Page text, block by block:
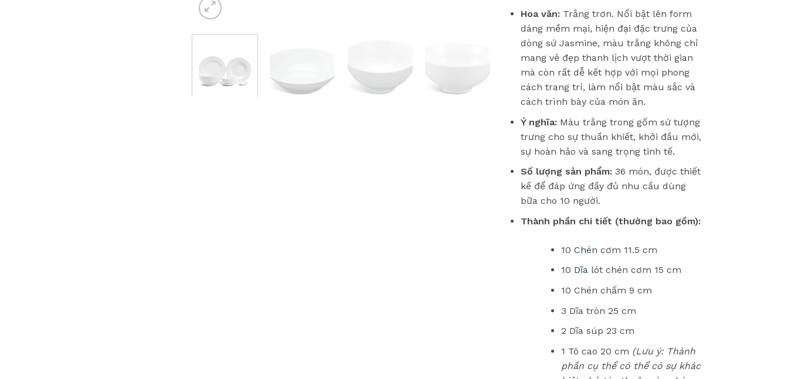
Hoa văn:Trắng trơn. Nổi bật lên form
dáng mềm mại, hiện đại đặc trưng của
dòng sứ Jasmine, màu trắng không chỉ
mang vẻ đẹp thanh lịch vượt thời gian
mà còn rất dễ kết hợp với mọi phong
cách trang trí, làm nổi bật màu sắc và
cách trình bày của món ăn.
Ý nghĩa:Màu trắng trong gốm sứ tượng
trưng cho sự thuần khiết, khởi đầu mới,
sự hoàn hảo và sang trọng tinh tế.
Số lượng sản phẩm:36 món, được thiết
kế để đáp ứng đầy đủ nhu cầu dùng
bữa cho 10 người.
Thành phần chi tiết (thường bao gồm):
10 Chén cơm 11.5 cm
10 Dĩalót chén cơm 15 cm
10 Chén chấm 9 cm
3 Dĩa tròn 25 cm
2 Dĩa súp 23 cm
1 Tô cao 20 cm (Lưu ý: Thành
phần cụ thể có thể có sự khác